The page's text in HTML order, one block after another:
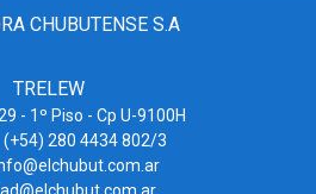
CHUBUTENSE S.A
TRELEW
- 1º Piso - Cp U-9100H
280 4434 802/3